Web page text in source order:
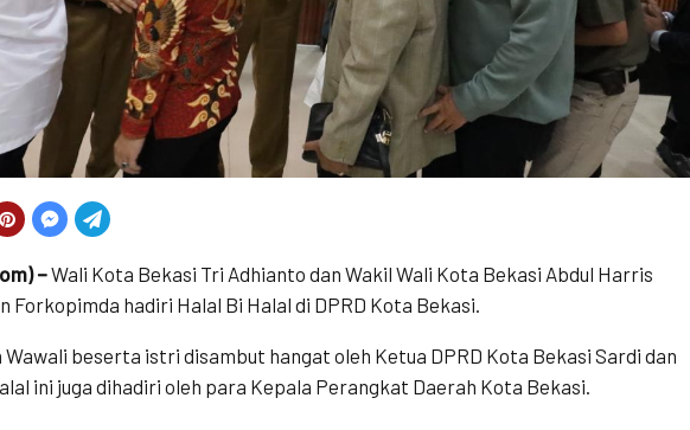
–Wali Kota Bekasi Tri Adhianto dan Wakil Wali Kota Bekasi Abdul Harris
Forkopimda hadiri Halal Bi Halal di DPRD Kota Bekasi.
Wawali beserta istri disambut hangat oleh Ketua DPRD Kota Bekasi Sardi dan
ini juga dihadiri oleh para Kepala Perangkat Daerah Kota Bekasi.